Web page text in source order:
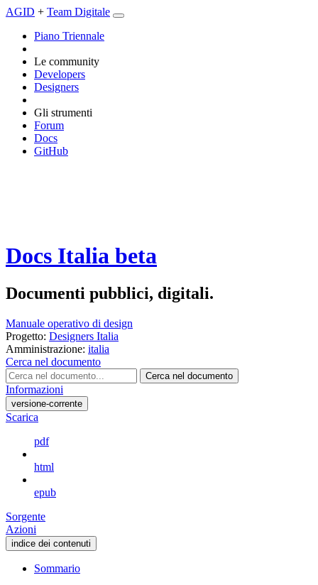
AGID + Team Digitale
Piano Triennale
Le community
Developers
Designers
Gli strumenti
Forum
Docs
GitHub
Docs Italia beta
Documenti pubblici, digitali.
Manuale operativo di design
Progetto: Designers Italia
Amministrazione: italia
Cerca nel documento
Cerca nel documento
Informazioni
versione-corrente
Scarica
pdf
html
epub
Sorgente
Azioni
indice dei contenuti
Sommario